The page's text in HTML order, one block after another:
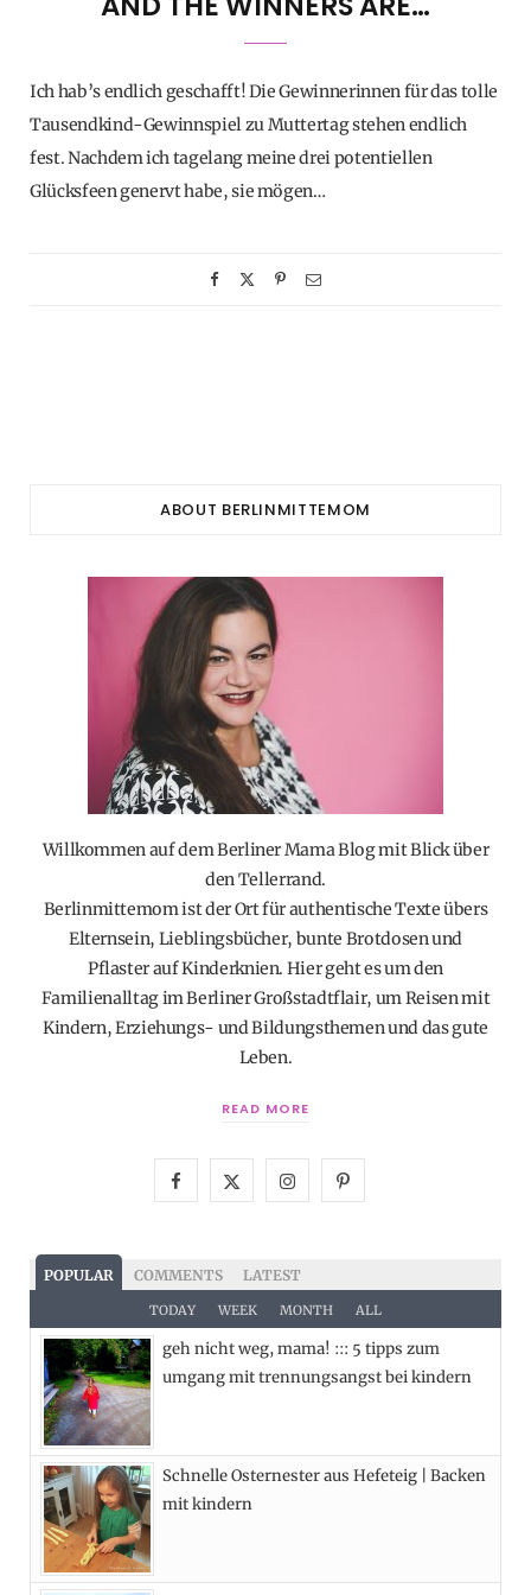
Ich hab’s endlich geschafft! Die Gewinnerinnen für das tolle
Tausendkind-Gewinnspiel zu Muttertag stehen endlich
fest. Nachdem ich tagelang meine drei potentiellen
Glücksfeen genervt habe, sie mögen…
ABOUT BERLINMITTEMOM
Willkommen auf dem Berliner Mama Blog mit Blick über
den Tellerrand.
Berlinmittemom ist der Ort für authentische Texte übers
Elternsein, Lieblingsbücher, bunte Brotdosen und
Pflaster auf Kinderknien. Hier geht es um den
Familienalltag im Berliner Großstadtflair, um Reisen mit
Kindern, Erziehungs- und Bildungsthemen und das gute
Leben.
READ MORE
c
e
b
k
T
w
i
e
I
s
t
a
a
P
e
s
POPULAR COMMENTS LATEST
TODAY WEEK MONTH ALL
geh nicht weg, mama! ::: 5 tipps zum
umgang mit trennungsangst bei kindern
Schnelle Osternester aus Hefeteig | Backen
mit kindern